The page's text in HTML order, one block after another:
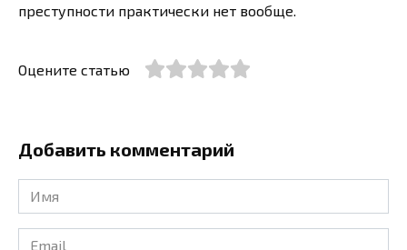
преступности практически нет вообще.
Оцените статью
Добавить комментарий
Имя
*
Email